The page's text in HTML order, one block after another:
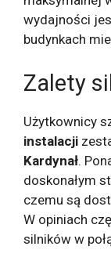
wydajności
budynkach
Zalety
Użytkownicy
instalacji
Kardynał.
doskonałym
czemu są
W opiniach
silników w